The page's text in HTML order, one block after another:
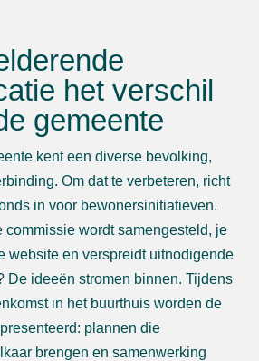
het verschil
gemeente
kent een diverse bevolking,
Om dat te verbeteren, richt
in voor bewonersinitiatieven.
commissie wordt samengesteld, je
website en verspreidt uitnodigende
De ideeën stromen binnen. Tijdens
in het buurthuis worden de
plannen die
brengen en samenwerking